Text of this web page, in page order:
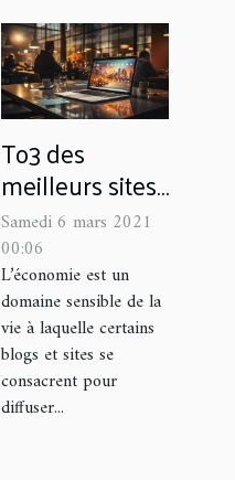
To3 des
meilleurs sites
économiques
Samedi 6 mars 2021
00:06
L’économie est un
domaine sensible de la
vie à laquelle certains
blogs et sites se
consacrent pour
diffuser...